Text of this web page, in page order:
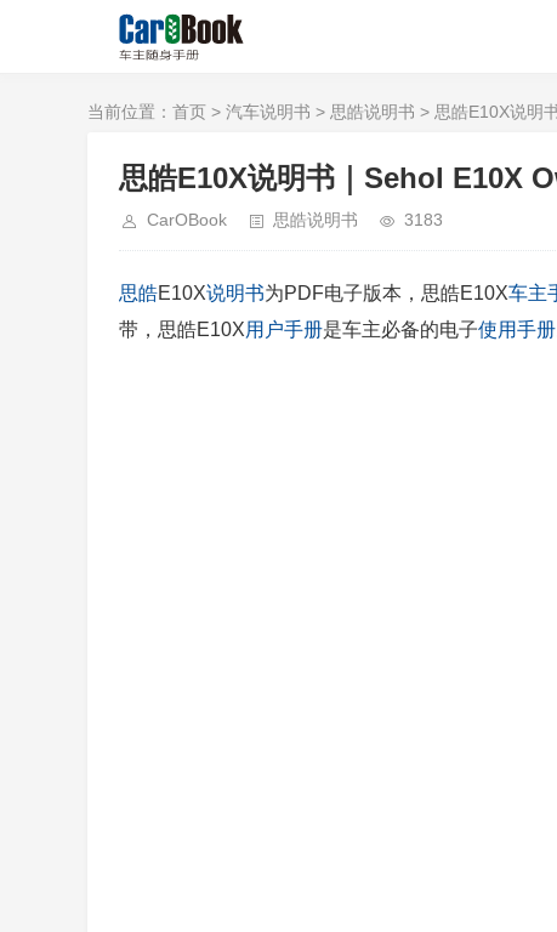
当前位置： 首页 > 汽车说明书 > 思皓说明书 > 思皓E10X说明
思皓E10X说明书｜Sehol E10X
CarOBook 思皓说明书 3183
思皓E10X说明书为PDF电子版本，思皓E10X车主
带，思皓E10X用户手册是车主必备的电子使用手册